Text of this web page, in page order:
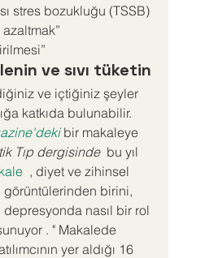
stres bozukluğu (TSSB)
azaltmak”
ve sıvı tüketin
ve içtiğiniz şeyler
katkıda bulunabilir.
bir makaleye
Tıp dergisinde bu yıl
, diyet ve zihinsel
görüntülerinden birini,
nasıl bir rol
. " Makalede
yer aldığı 16